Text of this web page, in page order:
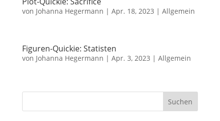
von Johanna Hegermann | Apr. 18, 2023 | Allgemein
Figuren-Quickie: Statisten
von Johanna Hegermann | Apr. 3, 2023 | Allgemein
Suchen